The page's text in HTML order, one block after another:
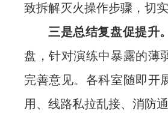
致拆解灭火操作步骤，切
三是总结复盘促提升。
盘，针对演练中暴露的薄
完善意见。各科室随即开
用、线路私拉乱接、消防